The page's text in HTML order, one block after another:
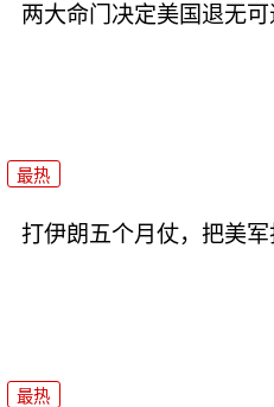
两大命门决定美国退无可
最热
打伊朗五个月仗，把美军
最热